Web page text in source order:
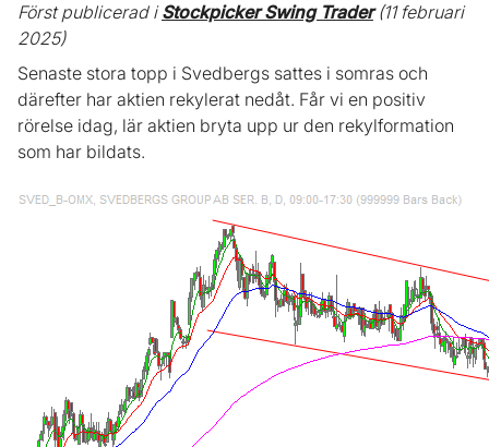
Först publicerad iStockpicker Swing Trader(11 februari
2025)
Senaste stora topp i Svedbergs sattes i somras och
därefter har aktien rekylerat nedåt. Får vi en positiv
rörelse idag, lär aktien bryta upp ur den rekylformation
som har bildats.